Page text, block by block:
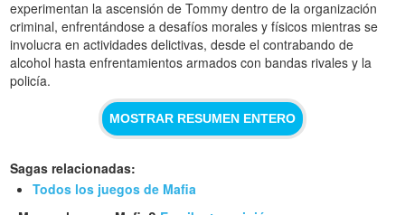
experimentan la ascensión de Tommy dentro de la organización
criminal, enfrentándose a desafíos morales y físicos mientras se
involucra en actividades delictivas, desde el contrabando de
alcohol hasta enfrentamientos armados con bandas rivales y la
policía.
MOSTRAR RESUMEN ENTERO
Sagas relacionadas:
Todos los juegos de Mafia